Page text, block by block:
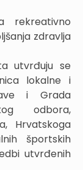
rekreativno
zdravlja
utvrđuju se
lokalne i
i Grada
odbora,
Hrvatskoga
športskih
utvrđenih